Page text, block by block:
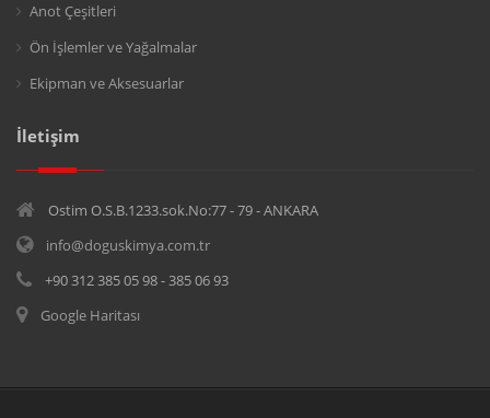
Anot Çeşitleri
Ön İşlemler ve Yağalmalar
Ekipman ve Aksesuarlar
İletişim
Ostim O.S.B.1233.sok.No:77 - 79 - ANKARA
info@doguskimya.com.tr
+90 312 385 05 98 - 385 06 93
Google Haritası